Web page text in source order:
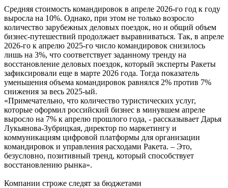
Средняя стоимость командировок в апреле 2026-го год к году
выросла на 10%. Однако, при этом не только возросло
количество зарубежных деловых поездок, но и общий объем
бизнес-путешествий продолжает выравниваться. Так, в апреле
2026-го к апрелю 2025-го число командировок снизилось
лишь на 3%, что соответствует заданному тренду на
восстановление деловых поездок, который эксперты Ракеты
зафиксировали еще в марте 2026 года. Тогда показатель
уменьшения объема командировок равнялся 2% против 7%
снижения за весь 2025-ый.
«Примечательно, что количество туристических услуг,
которые оформил российский бизнес в минувшем апреле
выросло на 7% к апрелю прошлого года, - рассказывает Дарья
Лукьянова-Зубрицкая, директор по маркетингу и
коммуникациям цифровой платформы для организации
командировок и управления расходами Ракета. – Это,
безусловно, позитивный тренд, который способствует
восстановлению рынка».
Компании строже следят за бюджетами